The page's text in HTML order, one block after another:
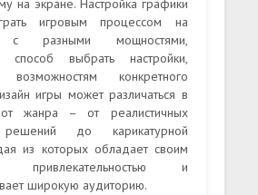
на экране. Настройка графики
игровым процессом на
с разными мощностями,
способ выбрать настройки,
конкретного
игры может различаться в
от жанра – от реалистичных
решений до карикатурной
из которых обладает своим
привлекательностью и
широкую аудиторию.